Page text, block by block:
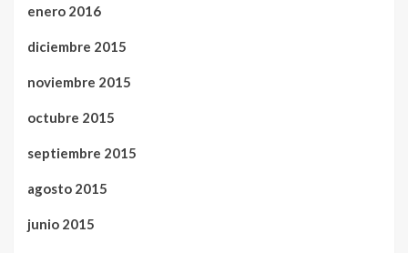
enero 2016
diciembre 2015
noviembre 2015
octubre 2015
septiembre 2015
agosto 2015
junio 2015